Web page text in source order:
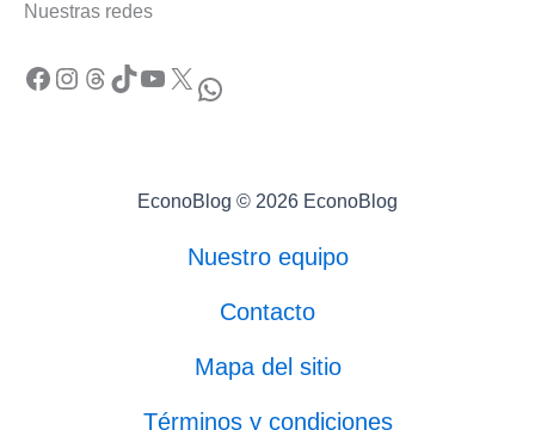
Nuestras redes
Facebook Instagram Threads TikTok YouTube X WhatsApp
EconoBlog © 2026 EconoBlog
Nuestro equipo
Contacto
Mapa del sitio
Términos y condiciones